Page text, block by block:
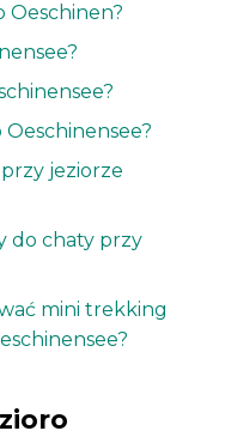
Oeschinen?
jeziorze
do chaty przy
mini trekking